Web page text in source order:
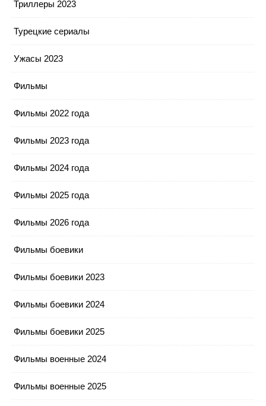
Триллеры 2023
Турецкие сериалы
Ужасы 2023
Фильмы
Фильмы 2022 года
Фильмы 2023 года
Фильмы 2024 года
Фильмы 2025 года
Фильмы 2026 года
Фильмы боевики
Фильмы боевики 2023
Фильмы боевики 2024
Фильмы боевики 2025
Фильмы военные 2024
Фильмы военные 2025